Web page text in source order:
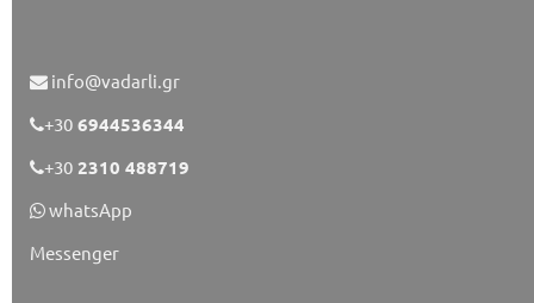
info@vadarli.gr
+30 6944536344
+30 2310 488719
whatsApp
Messenger